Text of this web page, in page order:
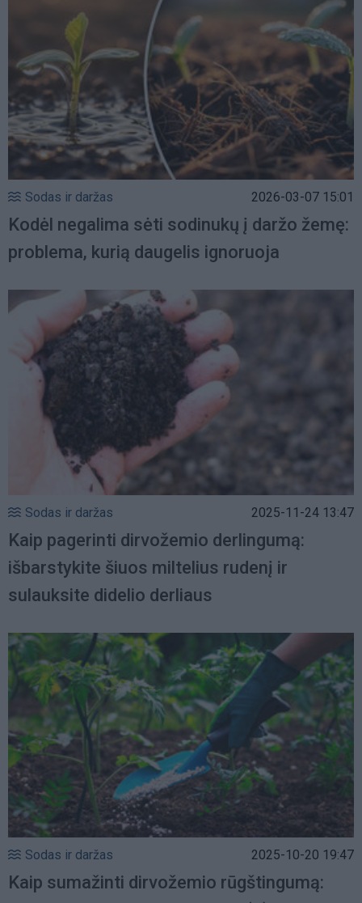
Sodas ir daržas 2026-03-07 15:01
Kodėl negalima sėti sodinukų į daržo žemę:
problema, kurią daugelis ignoruoja
Sodas ir daržas 2025-11-24 13:47
Kaip pagerinti dirvožemio derlingumą:
išbarstykite šiuos miltelius rudenį ir
sulauksite didelio derliaus
Sodas ir daržas 2025-10-20 19:47
Kaip sumažinti dirvožemio rūgštingumą: